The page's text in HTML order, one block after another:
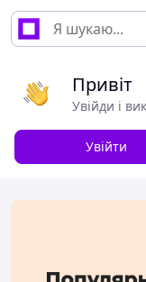
Привіт
Увійди і
Увійти